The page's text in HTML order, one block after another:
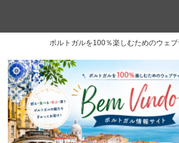
ポルトガルを100％楽しむためのウェブ